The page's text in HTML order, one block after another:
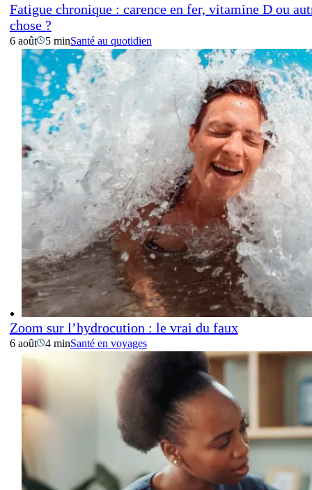
Fatigue chronique : carence en fer, vitamine D ou
chose ?
6 août 5 minSanté au quotidien
Zoom sur l’hydrocution : le vrai du faux
6 août 4 minSanté en voyages